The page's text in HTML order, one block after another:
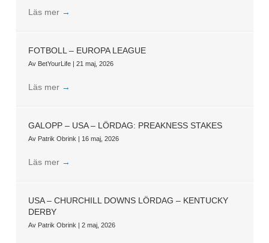
Läs mer →
FOTBOLL – EUROPA LEAGUE
Av BetYourLife | 21 maj, 2026
Läs mer →
GALOPP – USA – LÖRDAG: PREAKNESS STAKES
Av Patrik Obrink | 16 maj, 2026
Läs mer →
USA – CHURCHILL DOWNS LÖRDAG – KENTUCKY
DERBY
Av Patrik Obrink | 2 maj, 2026